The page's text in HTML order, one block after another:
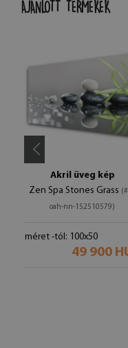
AJÁNLOTT TERMÉKEK
Akril üveg kép
Zen Spa Stones Grass
oah-nn-152510579)
méret -tól: 100x50
49 900